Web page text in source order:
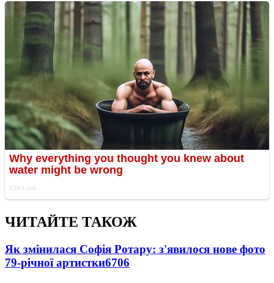
ЧИТАЙТЕ ТАКОЖ
Як змінилася Софія Ротару: з'явилося нове фото
79-річної артистки6706